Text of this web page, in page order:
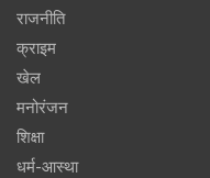
राजनीति
क्राइम
खेल
मनोरंजन
शिक्षा
धर्म-आस्था